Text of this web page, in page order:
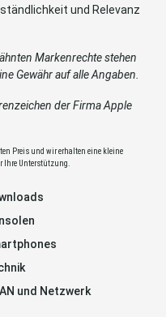
und Relevanz
Markenrechte stehen
Gewähr auf alle Angaben.
der Firma Apple
Preis und wir erhalten eine kleine
Ihre Unterstützung.
und Netzwerk